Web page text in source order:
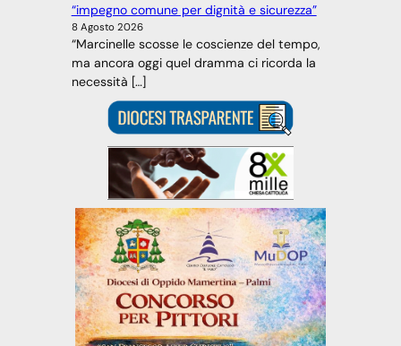
“impegno comune per dignità e sicurezza”
8 Agosto 2026
“Marcinelle scosse le coscienze del tempo,
ma ancora oggi quel dramma ci ricorda la
necessità […]